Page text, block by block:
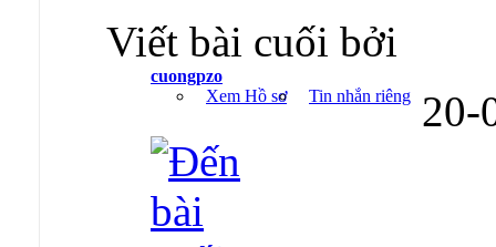
Viết bài cuối bởi
cuongpzo
Xem Hồ sơ
Tin nhắn riêng 20-